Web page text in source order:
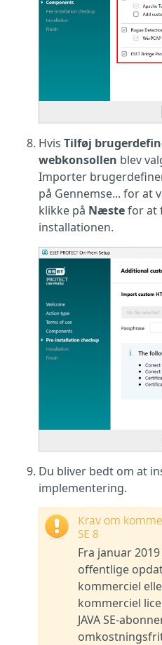
Hvis Tilføj
webkonsollen blev
Importer
på Gennemse... for
klikke på Næstefor at
installationen.
Du bliver bedt om at
implementering.
Krav om
SE 8
Fra januar
offentlige
kommerciel
kommerciel
JAVA SE-